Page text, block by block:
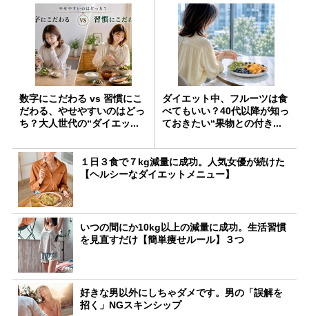
数字にこだわる vs 習慣にこ
だわる、やせやすいのはどっ
ち？大人世代の“ダイエッ...
ダイエット中、フルーツは食
べてもいい？40代以降が知っ
ておきたい“果物との付き...
１日３食で７kg減量に成功。人気女優が続けた
【ヘルシーなダイエットメニュー】
いつの間にか10kg以上の減量に成功。生活習慣
を見直すだけ【簡単痩せルール】３つ
好きな男以外にしちゃダメです。男の「誤解を
招く」NGスキンシップ